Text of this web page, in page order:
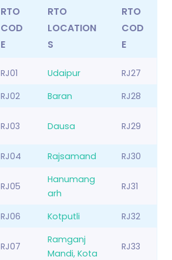
RTO
COD
E
RTO
LOCATION
S
RTO
COD
E
RJ01 Udaipur
RJ27
RJ02 Baran
RJ28
RJ03 Dausa RJ29
RJ04 Rajsamand
RJ30
RJ05
Hanumang
arh
RJ31
RJ06 Kotputli RJ32
RJ07
Ramganj
Mandi, Kota
RJ33